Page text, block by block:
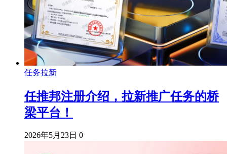
任务拉新
任推邦注册介绍，拉新推广任务的桥
梁平台！
2026年5月23日 0